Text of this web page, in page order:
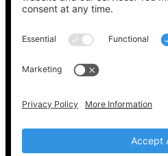
registro y obtenga toda
electoral que necesita en
Por favor no utilice:
Derechos de autor © 2022-